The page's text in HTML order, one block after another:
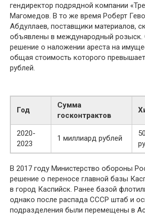
гендиректор подрядной компании
Магомедов. В то же время Роберт
Абдуллаев, поставщики материалов,
объявлены в международный розыск.
решение о наложении ареста на
общая стоимость которого
рублей.
Год
Сумма
госконтрактов
2020-
2023
1 миллиард рублей
В 2017 году Министерство обороны
решение о переносе главной базы
в город Каспийск. Ранее базой
однако после распада СССР штаб и
подразделения были перемещены в